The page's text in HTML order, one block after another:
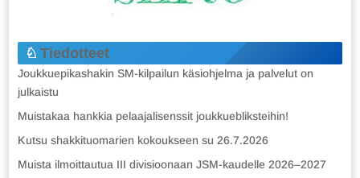
Tiedotteet
Joukkuepikashakin SM-kilpailun käsiohjelma ja palvelut on
julkaistu
Muistakaa hankkia pelaajalisenssit joukkuebliksteihin!
Kutsu shakkituomarien kokoukseen su 26.7.2026
Muista ilmoittautua III divisioonaan JSM-kaudelle 2026–2027